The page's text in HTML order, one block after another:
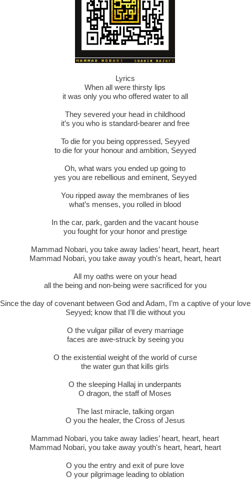
Lyrics
When all were thirsty lips
it was only you who offered water to all
They severed your head in childhood
it’s you who is standard-bearer and free
To die for you being oppressed, Seyyed
to die for your honour and ambition, Seyyed
Oh, what wars you ended up going to
yes you are rebellious and eminent, Seyyed
You ripped away the membranes of lies
what’s menses, you rolled in blood
In the car, park, garden and the vacant house
you fought for your honor and prestige
Mammad Nobari, you take away ladies’ heart, heart, heart
Mammad Nobari, you take away youth's heart, heart, heart
All my oaths were on your head
all the being and non-being were sacrificed for you
Since the day of covenant between God and Adam, I’m a captive of your love
Seyyed; know that I’ll die without you
O the vulgar pillar of every marriage
faces are awe-struck by seeing you
O the existential weight of the world of curse
the water gun that kills girls
O the sleeping Hallaj in underpants
O dragon, the staff of Moses
The last miracle, talking organ
O you the healer, the Cross of Jesus
Mammad Nobari, you take away ladies’ heart, heart, heart
Mammad Nobari, you take away youth's heart, heart, heart
O you the entry and exit of pure love
O your pilgrimage leading to oblation